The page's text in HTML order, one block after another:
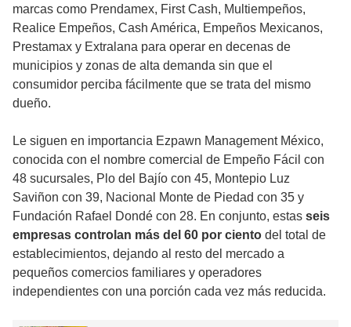
marcas como Prendamex, First Cash, Multiempeños,
Realice Empeños, Cash América, Empeños Mexicanos,
Prestamax y Extralana para operar en decenas de
municipios y zonas de alta demanda sin que el
consumidor perciba fácilmente que se trata del mismo
dueño.
Le siguen en importancia Ezpawn Management México,
conocida con el nombre comercial de Empeño Fácil con
48 sucursales, Plo del Bajío con 45, Montepio Luz
Saviñon con 39, Nacional Monte de Piedad con 35 y
Fundación Rafael Dondé con 28. En conjunto, estas seis
empresas controlan más del 60 por ciento del total de
establecimientos, dejando al resto del mercado a
pequeños comercios familiares y operadores
independientes con una porción cada vez más reducida.